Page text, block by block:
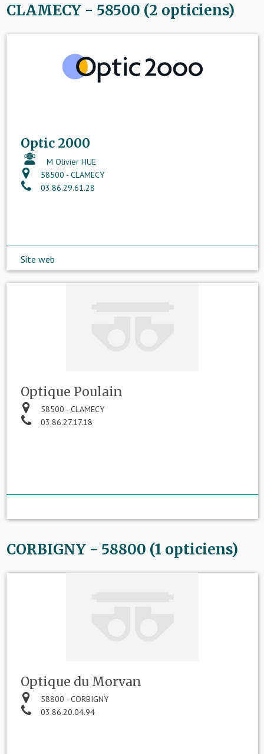
CLAMECY - 58500 (2 opticiens)
Optic 2000
M Olivier HUE
58500 - CLAMECY
03.86.29.61.28
Site web
Optique Poulain
58500 - CLAMECY
03.86.27.17.18
CORBIGNY - 58800 (1 opticiens)
Optique du Morvan
58800 - CORBIGNY
03.86.20.04.94